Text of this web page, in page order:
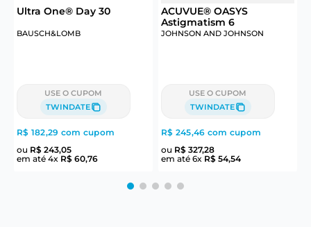
Ultra One® Day 30
BAUSCH&LOMB
USE O CUPOM
TWINDATE
R$ 182,29 com cupom
ou R$ 243,05
em até 4x R$ 60,76
ACUVUE® OASYS
Astigmatism 6
JOHNSON AND JOHNSON
USE O CUPOM
TWINDATE
R$ 245,46 com cupom
ou R$ 327,28
em até 6x R$ 54,54